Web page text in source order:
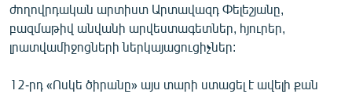
Հայերեն
English
Русский
ժողովրդական արտիստ Արտավազդ Փելեշյանը,
բազմաթիվ անվանի արվեստագետներ, հյուրեր,
լրատվամիջոցների ներկայացուցիչներ:
12-րդ «Ոսկե ծիրանը» այս տարի ստացել է ավելի քան